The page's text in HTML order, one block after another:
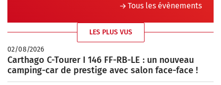
Tous les évènements
LES PLUS VUS
02/08/2026
Carthago C-Tourer I 146 FF-RB-LE : un nouveau
camping-car de prestige avec salon face-face !